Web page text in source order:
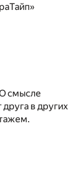
смысле
в других